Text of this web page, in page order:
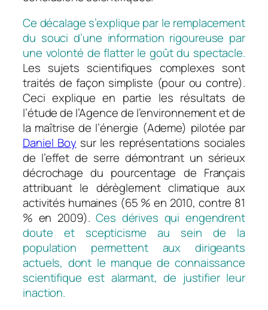
Ce décalage s’explique par le remplacement
du souci d’une information rigoureuse par
une volonté de flatter le goût du spectacle.
Les sujets scientifiques complexes sont
traités de façon simpliste (pour ou contre).
Ceci explique en partie les résultats de
l’étude de l’Agence de l’environnement et de
la maîtrise de l’énergie (Ademe) pilotée par
Daniel Boy sur les représentations sociales
de l’effet de serre démontrant un sérieux
décrochage du pourcentage de Français
attribuant le dérèglement climatique aux
activités humaines (65 % en 2010, contre 81
% en 2009).Ces dérives qui engendrent
doute et scepticisme au sein de la
population permettent aux dirigeants
actuels, dont le manque de connaissance
scientifique est alarmant, de justifier leur
inaction.